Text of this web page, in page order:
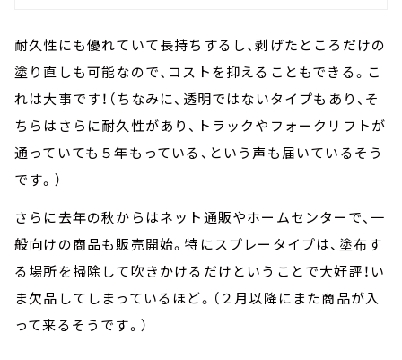
耐久性にも優れていて長持ちするし、剥げたところだけの
塗り直しも可能なので、コストを抑えることもできる。こ
れは大事です！（ちなみに、透明ではないタイプもあり、そ
ちらはさらに耐久性があり、トラックやフォークリフトが
通っていても５年もっている、という声も届いているそう
です。）
さらに去年の秋からはネット通販やホームセンターで、一
般向けの商品も販売開始。特にスプレータイプは、塗布す
る場所を掃除して吹きかけるだけということで大好評！い
ま欠品してしまっているほど。（２月以降にまた商品が入
って来るそうです。）